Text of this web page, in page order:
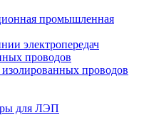
промышленная
электропередач
проводов
проводов
для ЛЭП